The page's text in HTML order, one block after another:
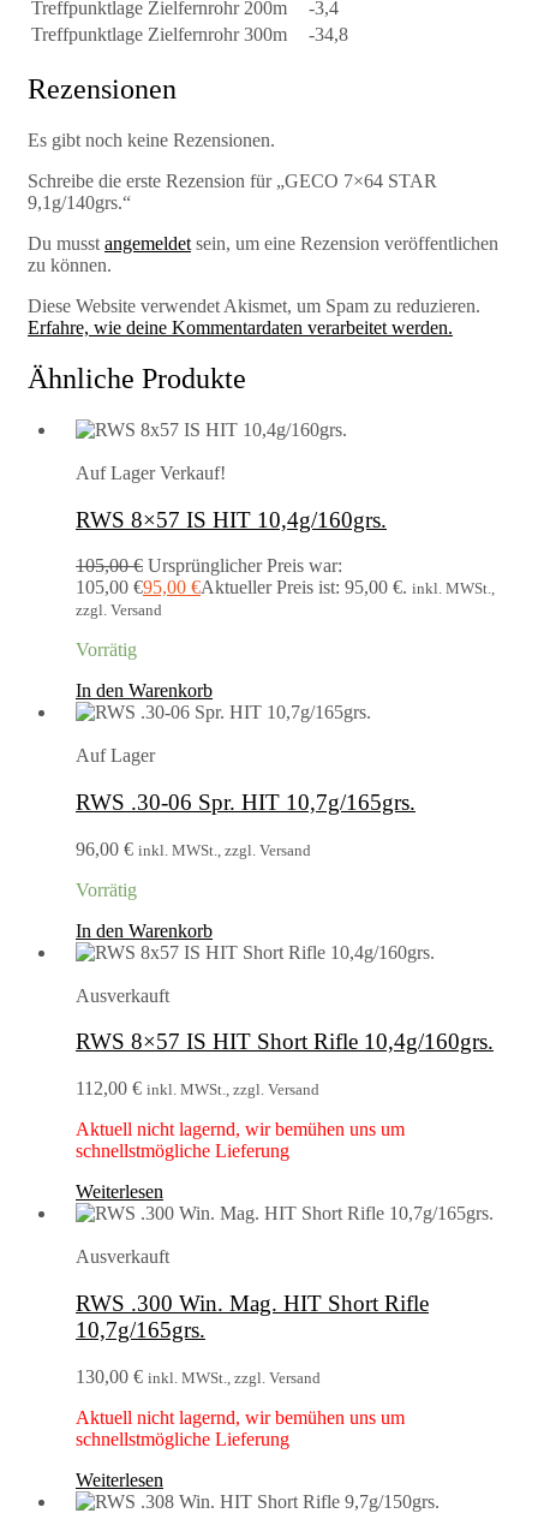
Treffpunktlage Zielfernrohr 200m
-3,4
Treffpunktlage Zielfernrohr 300m
-34,8
Rezensionen
Es gibt noch keine Rezensionen.
Schreibe die erste Rezension für „GECO 7×64 STAR
9,1g/140grs.“
Du musst angemeldet sein, um eine Rezension veröffentlichen
zu können.
Diese Website verwendet Akismet, um Spam zu reduzieren.
Erfahre, wie deine Kommentardaten verarbeitet werden.
Ähnliche Produkte
Auf Lager Verkauf!
RWS 8×57 IS HIT 10,4g/160grs.
105,00€ Ursprünglicher Preis war:
105,00 €95,00 €Aktueller Preis ist: 95,00 €. inkl. MWSt.,
zzgl. Versand
Vorrätig
In den Warenkorb
Auf Lager
RWS .30-06 Spr. HIT 10,7g/165grs.
96,00 € inkl. MWSt., zzgl. Versand
Vorrätig
In den Warenkorb
Ausverkauft
RWS 8×57 IS HIT Short Rifle 10,4g/160grs.
112,00 € inkl. MWSt., zzgl. Versand
Aktuell nicht lagernd, wir bemühen uns um
schnellstmögliche Lieferung
Weiterlesen
Ausverkauft
RWS .300 Win. Mag. HIT Short Rifle
10,7g/165grs.
130,00 € inkl. MWSt., zzgl. Versand
Aktuell nicht lagernd, wir bemühen uns um
schnellstmögliche Lieferung
Weiterlesen